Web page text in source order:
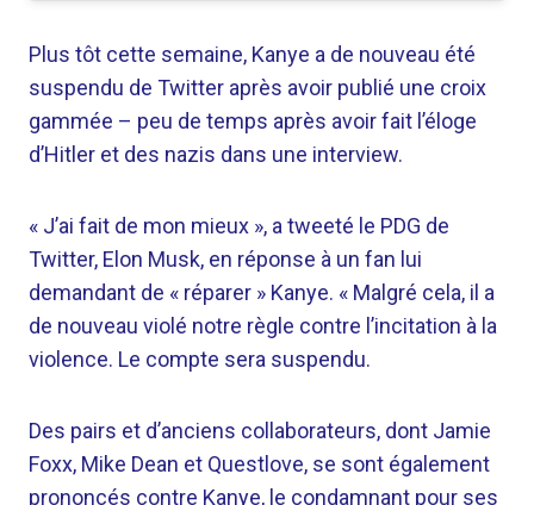
Plus tôt cette semaine, Kanye a de nouveau été
suspendu de Twitter après avoir publié une croix
gammée – peu de temps après avoir fait l’éloge
d’Hitler et des nazis dans une interview.
« J’ai fait de mon mieux », a tweeté le PDG de
Twitter, Elon Musk, en réponse à un fan lui
demandant de « réparer » Kanye. « Malgré cela, il a
de nouveau violé notre règle contre l’incitation à la
violence. Le compte sera suspendu.
Des pairs et d’anciens collaborateurs, dont Jamie
Foxx, Mike Dean et Questlove, se sont également
prononcés contre Kanye, le condamnant pour ses